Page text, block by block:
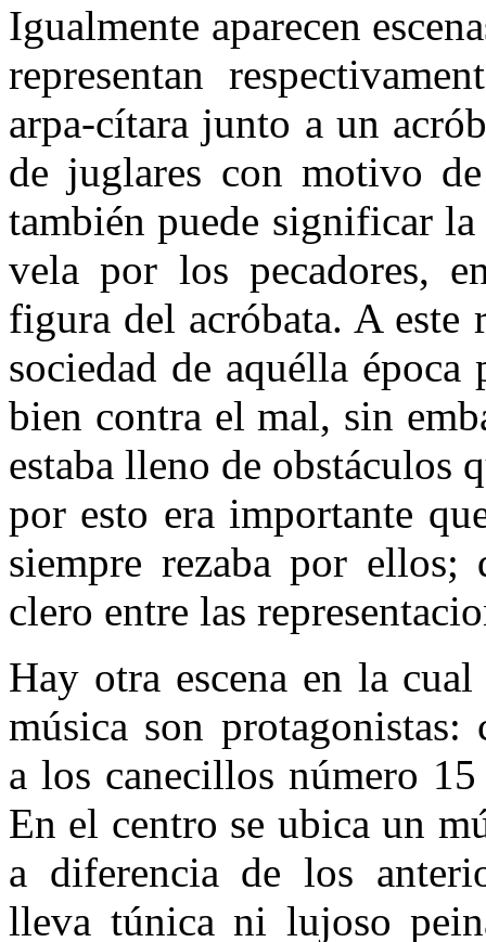
Igualmente aparecen
representan
arpa-cítara junto a un
de juglares con motivo
también puede significar
vela por los pecadores,
figura del acróbata. A este
sociedad de aquélla
bien contra el mal, sin
estaba lleno de obstáculos
por esto era importante
siempre rezaba por
clero entre las
Hay otra escena en la
música son protagonistas:
a los canecillos número
En el centro se ubica un
a diferencia de los
lleva túnica ni lujoso